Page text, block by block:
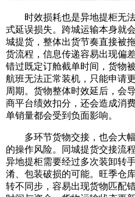
时效损耗也是异地提柜无法
式延误损失。跨城运输本身就
城提货，整体出货节奏直接被
货流程，信息传递容易出现偏
错过既定订舱截单时间，货物
航班无法正常装机，只能申请
周期。货物整体时效延后，会
商平台绩效扣分，还会造成消
单销量都会受到负面影响。
多环节货物交接，也会大幅
的操作风险。同城提货交接流
异地提柜需要经过多次装卸转
淆、包装破损的可能。旺季仓
转不同步，容易出现货物匹配